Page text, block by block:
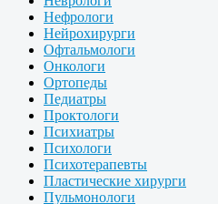
Нефрологи
Нейрохирурги
Офтальмологи
Онкологи
Ортопеды
Педиатры
Проктологи
Психиатры
Психологи
Психотерапевты
Пластические хирурги
Пульмонологи